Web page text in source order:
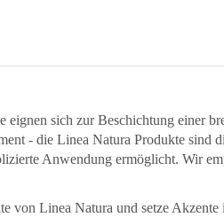
sich zur Beschichtung einer
- die Linea Natura Produkte sind
Anwendung ermöglicht. Wir
von Linea Natura und setze Akzente